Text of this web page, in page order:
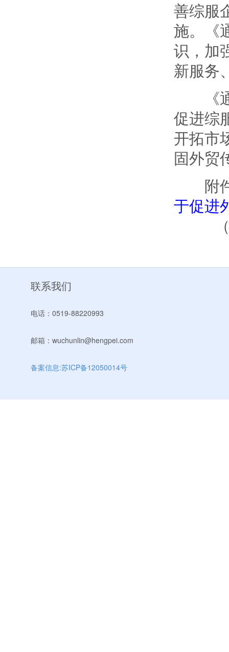
善综服
施。《
识，加
新服务
《通
促进综
开拓市
固外贸
附
于促进
（商
联系我们
电话：0519-88220993
邮箱：wuchunlin@hengpei.com
备案信息:苏ICP备12050014号